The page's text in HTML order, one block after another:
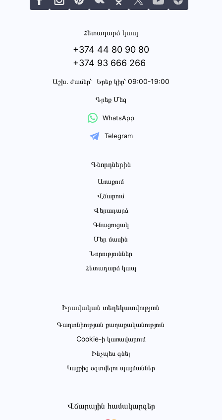
Հետադարձ կապ
+374 44 80 90 80
+374 93 666 266
Աշխ․ ժամեր՝ Երեք կիր՝ 09:00-19:00
Գրեք Մեզ
WhatsApp
Telegram
Գնորդներին
Առաքում
Վճարում
Վերադարձ
Գնացուցակ
Մեր մասին
Նորություններ
Հետադարձ կապ
Իրավական տեղեկատվություն
Գաղտնիության քաղաքականություն
Cookie-ի կառավարում
Ինչպես գնել
Կայքից օգտվելու պայմաններ
Վճարային համակարգեր